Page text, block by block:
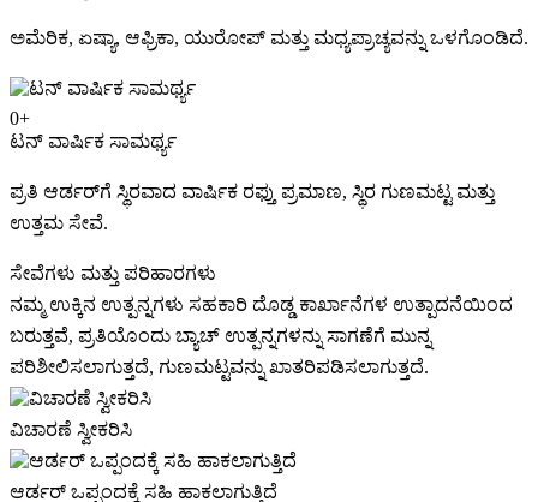
ಅಮೆರಿಕ, ಏಷ್ಯಾ, ಆಫ್ರಿಕಾ, ಯುರೋಪ್ ಮತ್ತು ಮಧ್ಯಪ್ರಾಚ್ಯವನ್ನು ಒಳಗೊಂಡಿದೆ.
0+
ಟನ್ ವಾರ್ಷಿಕ ಸಾಮರ್ಥ್ಯ
ಪ್ರತಿ ಆರ್ಡರ್‌ಗೆ ಸ್ಥಿರವಾದ ವಾರ್ಷಿಕ ರಫ್ತು ಪ್ರಮಾಣ, ಸ್ಥಿರ ಗುಣಮಟ್ಟ ಮತ್ತು
ಉತ್ತಮ ಸೇವೆ.
ಸೇವೆಗಳು ಮತ್ತು ಪರಿಹಾರಗಳು
ನಮ್ಮ ಉಕ್ಕಿನ ಉತ್ಪನ್ನಗಳು ಸಹಕಾರಿ ದೊಡ್ಡ ಕಾರ್ಖಾನೆಗಳ ಉತ್ಪಾದನೆಯಿಂದ
ಬರುತ್ತವೆ, ಪ್ರತಿಯೊಂದು ಬ್ಯಾಚ್ ಉತ್ಪನ್ನಗಳನ್ನು ಸಾಗಣೆಗೆ ಮುನ್ನ
ಪರಿಶೀಲಿಸಲಾಗುತ್ತದೆ, ಗುಣಮಟ್ಟವನ್ನು ಖಾತರಿಪಡಿಸಲಾಗುತ್ತದೆ.
ವಿಚಾರಣೆ ಸ್ವೀಕರಿಸಿ
ಆರ್ಡರ್ ಒಪ್ಪಂದಕ್ಕೆ ಸಹಿ ಹಾಕಲಾಗುತ್ತಿದೆ